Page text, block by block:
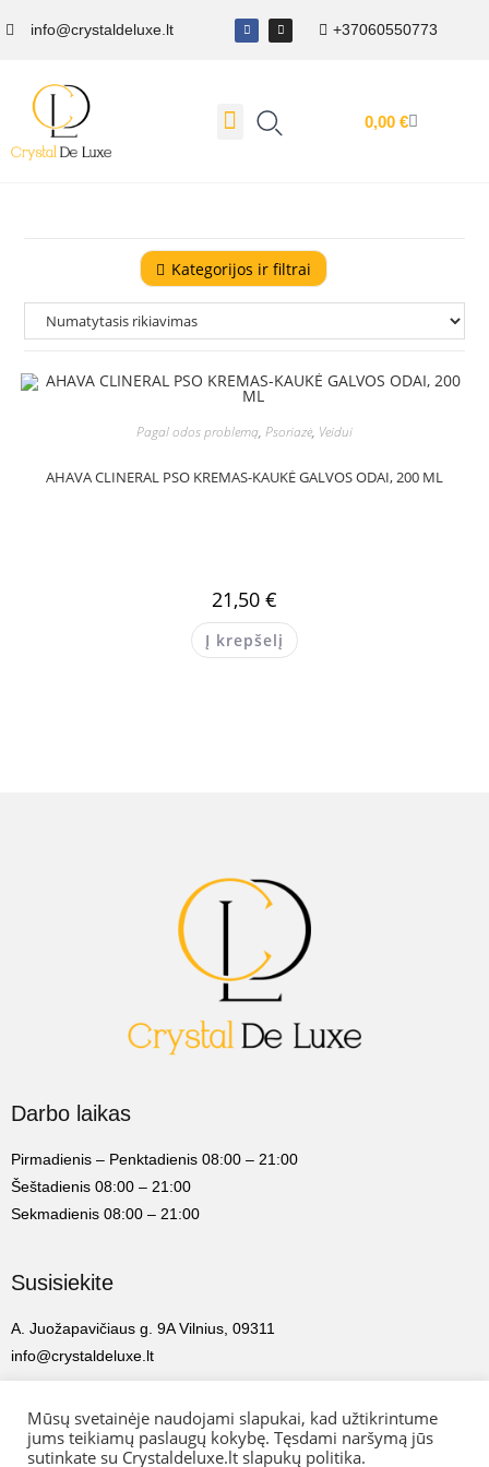
info@crystaldeluxe.lt +37060550773
0,00 €
Kategorijos ir filtrai
Pagal odos problemą, Psoriazė, Veidui
AHAVA CLINERAL PSO KREMAS-KAUKĖ GALVOS ODAI, 200 ML
21,50 €
Į krepšelį
Darbo laikas
Pirmadienis – Penktadienis 08:00 – 21:00
Šeštadienis 08:00 – 21:00
Sekmadienis 08:00 – 21:00
Susisiekite
A. Juožapavičiaus g. 9A Vilnius, 09311
info@crystaldeluxe.lt
2022 Crystal De Luxe estetikos centras. Visos teisės saugomos.
Mūsų svetainėje naudojami slapukai, kad užtikrintume
jums teikiamų paslaugų kokybę. Tęsdami naršymą jūs
sutinkate su Crystaldeluxe.lt slapukų politika.